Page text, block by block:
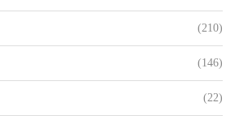
(210)
(146)
(22)